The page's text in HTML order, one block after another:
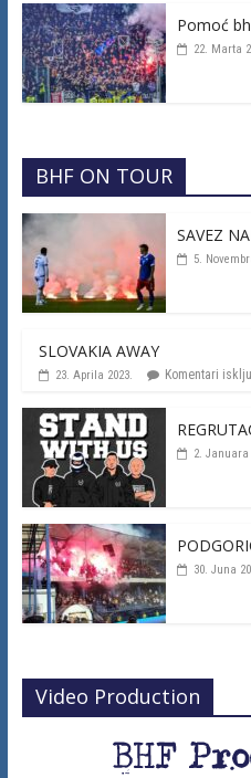
Pomoć
22. Marta
BHF ON TOUR
SAVEZ
5.
SLOVAKIA AWAY
23. Aprila 2023. Komentari
2. Januara
30. Juna
Video Production